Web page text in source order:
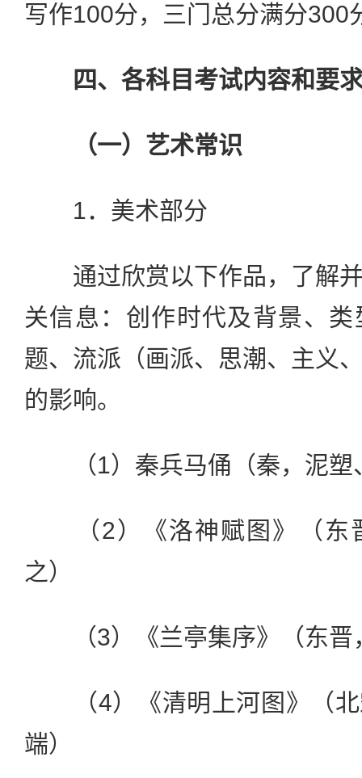
写作100分，三门总分满分300
四、各科目考试内容和要
（一）艺术常识
1．美术部分
通过欣赏以下作品，了解并
关信息：创作时代及背景、
题、流派（画派、思潮、主义
的影响。
（1）秦兵马俑（秦，泥塑
（2）《洛神赋图》（东
之）
（3）《兰亭集序》（东晋
（4）《清明上河图》（北
端）